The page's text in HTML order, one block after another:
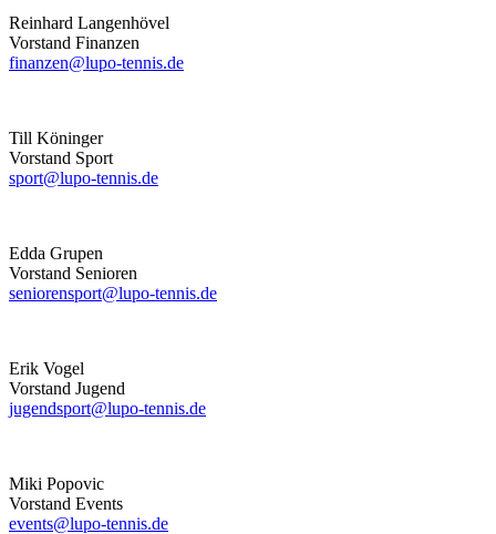
Reinhard Langenhövel
Vorstand Finanzen
finanzen@lupo-tennis.de
Till Köninger
Vorstand Sport
sport@lupo-tennis.de
Edda Grupen
Vorstand Senioren
seniorensport@lupo-tennis.de
Erik Vogel
Vorstand Jugend
jugendsport@lupo-tennis.de
Miki Popovic
Vorstand Events
events@lupo-tennis.de